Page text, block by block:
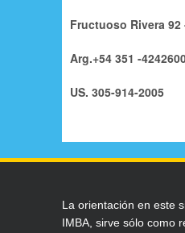
Fructuoso Rivera
Arg.+54 351 -
US. 305-914-2005
La orientación en este
IMBA, sirve sólo como